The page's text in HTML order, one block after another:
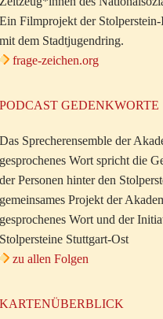
Ein Filmprojekt der
mit dem Stadtjugendring.
frage-zeichen.org
PODCAST GEDENKWORTE
Das Sprecherensemble der
gesprochenes Wort spricht die
der Personen hinter den
gemeinsames Projekt der
gesprochenes Wort und der
Stolpersteine Stuttgart-Ost
zu allen Folgen
KARTENÜBERBLICK